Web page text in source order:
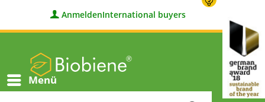
AnmeldenInternational buyers
Menü